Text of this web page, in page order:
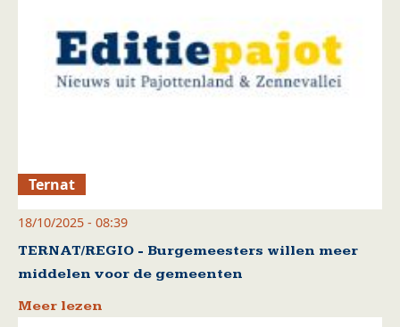
Ternat
18/10/2025 - 08:39
TERNAT/REGIO - Burgemeesters willen meer
middelen voor de gemeenten
Meer lezen